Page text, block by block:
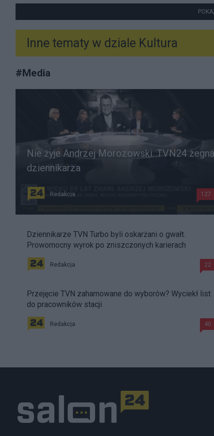
Inne tematy w dziale Kultura
#Media
Nie żyje Andrzej Morozowski. TVN24 żegna
dziennikarza
Redakcja 127
Dziennikarze TVN Turbo byli oskarżani o gwałt.
Prowomocny wyrok po zniszczonych karierach
Redakcja 22
Przejęcie TVN zahamowane do wyborów? Wyciekł list
do pracowników stacji
Redakcja 40